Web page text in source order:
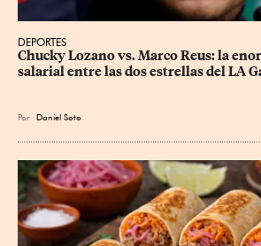
DEPORTES
Chucky Lozano vs. Marco Reus: la
salarial entre las dos estrellas del LA
Por Daniel Soto